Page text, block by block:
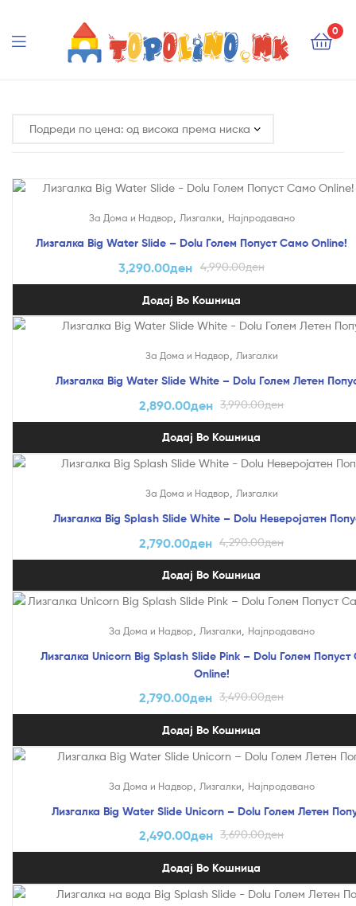
0
За Дома и Надвор Лизгалки Најпродавано
Лизгалка Big Water Slide – Dolu Голем Попуст Само Online!
4,990.00ден
3,290.00ден
Додај Во Кошница
За Дома и Надвор Лизгалки
Лизгалка Big Water Slide White – Dolu Голем Летен
3,990.00ден
2,890.00ден
Додај Во Кошница
За Дома и Надвор Лизгалки
Лизгалка Big Splash Slide White – Dolu Неверојатен
4,290.00ден
2,790.00ден
Додај Во Кошница
За Дома и Надвор Лизгалки Најпродавано
Лизгалка Unicorn Big Splash Slide Pink – Dolu Голем
Online!
3,490.00ден
2,790.00ден
Додај Во Кошница
За Дома и Надвор Лизгалки Најпродавано
Лизгалка Big Water Slide Unicorn – Dolu Голем Летен
3,690.00ден
2,490.00ден
Додај Во Кошница